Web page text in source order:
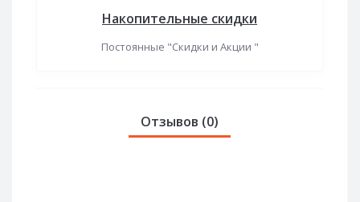
Накопительные скидки
Постоянные "Скидки и Акции "
Отзывов (0)